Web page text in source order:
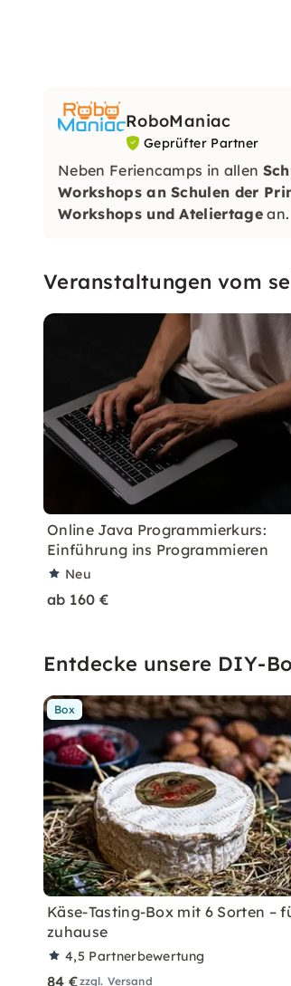
RoboManiac
Geprüfter Partner
Neben Feriencamps in allen
Workshops an Schulen der
Workshops und Ateliertage an.
Veranstaltungen vom
Online Java Programmierkurs:
Einführung ins Programmieren
Neu
ab 160 €
Entdecke unsere DIY-
Box
Käse-Tasting-Box mit 6 Sorten –
zuhause
4,5 Partnerbewertung
84 €zzgl. Versand